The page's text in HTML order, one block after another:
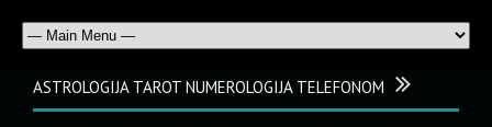
ASTROLOGIJA TAROT NUMEROLOGIJA TELEFONOM